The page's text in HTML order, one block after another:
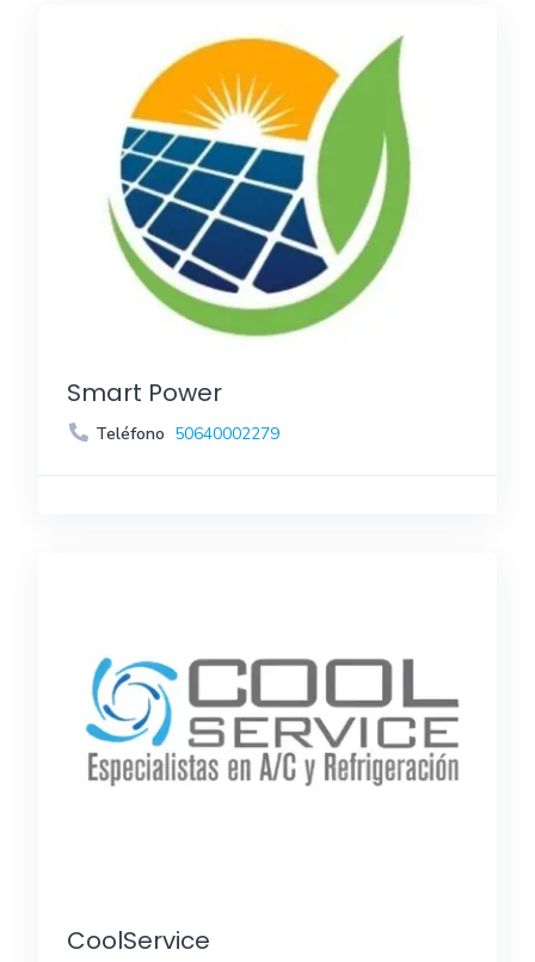
Smart Power
Teléfono 50640002279
CoolService